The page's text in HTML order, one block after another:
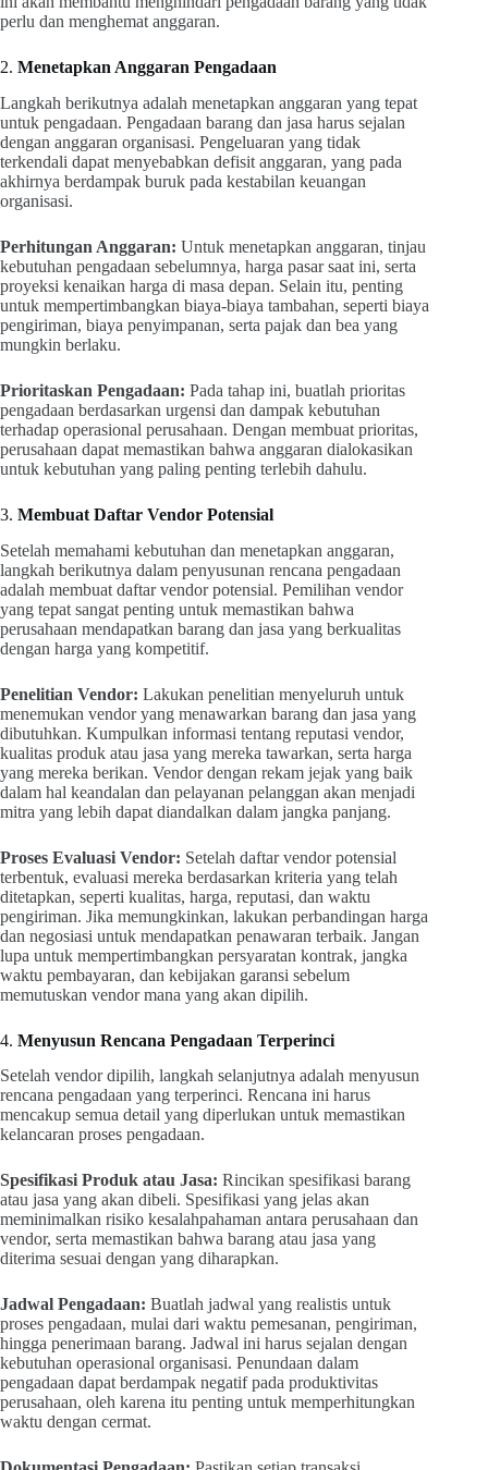
perlu dan menghemat anggaran.
2. Menetapkan Anggaran Pengadaan
Langkah berikutnya adalah menetapkan anggaran yang tepat
untuk pengadaan. Pengadaan barang dan jasa harus sejalan
dengan anggaran organisasi. Pengeluaran yang tidak
terkendali dapat menyebabkan defisit anggaran, yang pada
akhirnya berdampak buruk pada kestabilan keuangan
organisasi.
Perhitungan Anggaran: Untuk menetapkan anggaran, tinjau
kebutuhan pengadaan sebelumnya, harga pasar saat ini, serta
proyeksi kenaikan harga di masa depan. Selain itu, penting
untuk mempertimbangkan biaya-biaya tambahan, seperti biaya
pengiriman, biaya penyimpanan, serta pajak dan bea yang
mungkin berlaku.
Prioritaskan Pengadaan: Pada tahap ini, buatlah prioritas
pengadaan berdasarkan urgensi dan dampak kebutuhan
terhadap operasional perusahaan. Dengan membuat prioritas,
perusahaan dapat memastikan bahwa anggaran dialokasikan
untuk kebutuhan yang paling penting terlebih dahulu.
3. Membuat Daftar Vendor Potensial
Setelah memahami kebutuhan dan menetapkan anggaran,
langkah berikutnya dalam penyusunan rencana pengadaan
adalah membuat daftar vendor potensial. Pemilihan vendor
yang tepat sangat penting untuk memastikan bahwa
perusahaan mendapatkan barang dan jasa yang berkualitas
dengan harga yang kompetitif.
Penelitian Vendor: Lakukan penelitian menyeluruh untuk
menemukan vendor yang menawarkan barang dan jasa yang
dibutuhkan. Kumpulkan informasi tentang reputasi vendor,
kualitas produk atau jasa yang mereka tawarkan, serta harga
yang mereka berikan. Vendor dengan rekam jejak yang baik
dalam hal keandalan dan pelayanan pelanggan akan menjadi
mitra yang lebih dapat diandalkan dalam jangka panjang.
Proses Evaluasi Vendor: Setelah daftar vendor potensial
terbentuk, evaluasi mereka berdasarkan kriteria yang telah
ditetapkan, seperti kualitas, harga, reputasi, dan waktu
pengiriman. Jika memungkinkan, lakukan perbandingan harga
dan negosiasi untuk mendapatkan penawaran terbaik. Jangan
lupa untuk mempertimbangkan persyaratan kontrak, jangka
waktu pembayaran, dan kebijakan garansi sebelum
memutuskan vendor mana yang akan dipilih.
4. Menyusun Rencana Pengadaan Terperinci
Setelah vendor dipilih, langkah selanjutnya adalah menyusun
rencana pengadaan yang terperinci. Rencana ini harus
mencakup semua detail yang diperlukan untuk memastikan
kelancaran proses pengadaan.
Spesifikasi Produk atau Jasa: Rincikan spesifikasi barang
atau jasa yang akan dibeli. Spesifikasi yang jelas akan
meminimalkan risiko kesalahpahaman antara perusahaan dan
vendor, serta memastikan bahwa barang atau jasa yang
diterima sesuai dengan yang diharapkan.
Jadwal Pengadaan: Buatlah jadwal yang realistis untuk
proses pengadaan, mulai dari waktu pemesanan, pengiriman,
hingga penerimaan barang. Jadwal ini harus sejalan dengan
kebutuhan operasional organisasi. Penundaan dalam
pengadaan dapat berdampak negatif pada produktivitas
perusahaan, oleh karena itu penting untuk memperhitungkan
waktu dengan cermat.